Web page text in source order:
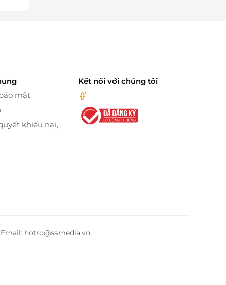
mật
khiếu nại,
Kết nối với chúng tôi
hotro@ssmedia.vn